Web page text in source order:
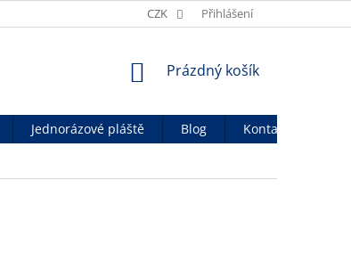
OCHRANA OSOB. ÚDAJŮ
CZK Přihlášení
NÁKUPNÍ
Prázdný košík
Jednorázové pláště Blog
Kontakty